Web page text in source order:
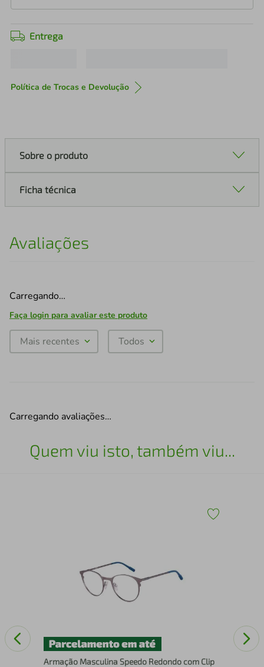
Entrega
Política de Trocas e Devolução
Sobre o produto
Ficha técnica
Avaliações
Carregando…
Faça login para avaliar este produto
Mais recentes Todos
Carregando avaliações…
Quem viu isto, também viu...
Armação Masculina Speedo Redondo com Clip